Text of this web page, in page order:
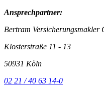
Ansprechpartner:
Bertram
Klosterstraße 11 - 13
50931 Köln
02 21 / 40 63 14-0